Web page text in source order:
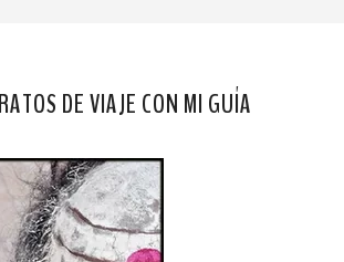
DE VIAJE CON MI GUÍA